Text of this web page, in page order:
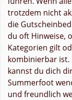
trotzdem nicht
die
du oft Hinweise,
Kategorien gilt
kombinierbar ist.
kannst du dich
Summerfoot
und freundlich